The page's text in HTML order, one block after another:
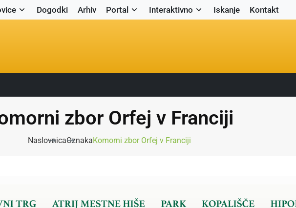
Dogodki Arhiv Portal Interaktivno Iskanje Kontakt
zbor Orfej v Franciji
NaslovnicaOznakaKomorni zbor Orfej v Franciji